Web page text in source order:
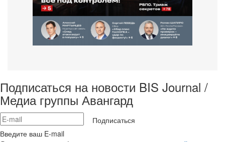
Подписаться на новости BIS Journal /
Медиа группы Авангард
Подписаться
Введите ваш E-mail